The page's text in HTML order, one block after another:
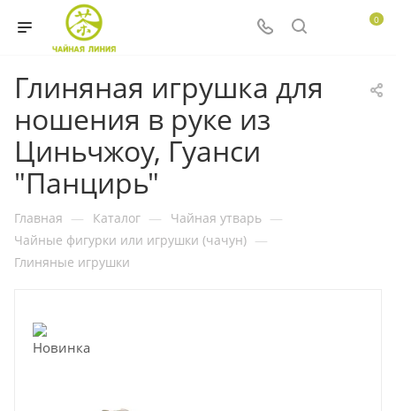
0
Глиняная игрушка для
ношения в руке из
Циньчжоу, Гуанси
"Панцирь"
Главная — Каталог — Чайная утварь —
Чайные фигурки или игрушки (чачун) —
Глиняные игрушки